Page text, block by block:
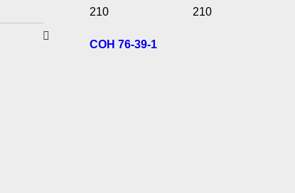
210 210
СОН 76-39-1